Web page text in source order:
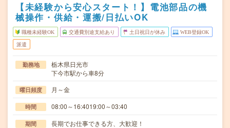
【未経験から安心スタート！】電池部品の機
械操作・供給・運搬/日払いOK
職種未経験OK 交通費別途支給あり 土日祝日が休み WEB登録OK
派遣
勤務地
栃木県日光市
下今市駅から車8分
曜日頻度 月～金
時間 08:00～16:4019:00～03:40
期間 長期でお仕事できる方、大歓迎！